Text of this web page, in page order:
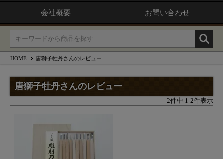
会社概要 お問い合わせ
HOME 唐獅子牡丹さんのレビュー
唐獅子牡丹さんのレビュー
2件中 1 -2件表示